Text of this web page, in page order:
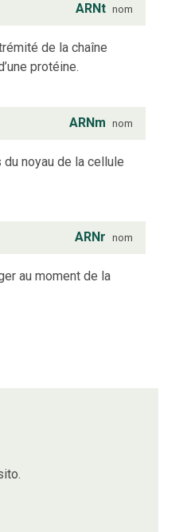
ARNt nom
de la chaîne
protéine.
ARNm nom
du noyau de la cellule
ARNr nom
au moment de la